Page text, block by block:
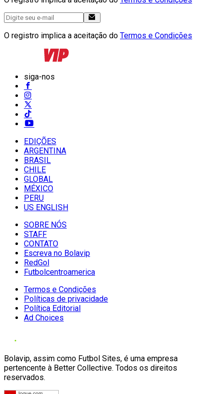
O registro implica a aceitação do Termos e Condições
siga-nos
EDIÇÕES
ARGENTINA
BRASIL
CHILE
GLOBAL
MÉXICO
PERU
US ENGLISH
SOBRE NÓS
STAFF
CONTATO
Escreva no Bolavip
RedGol
Futbolcentroamerica
Termos e Condições
Políticas de privacidade
Política Editorial
Ad Choices
Bolavip, assim como Futbol Sites, é uma empresa
pertencente à Better Collective. Todos os direitos
reservados.